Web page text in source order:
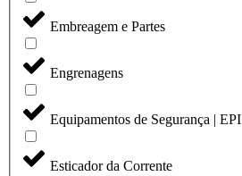
Embreagem e Partes
Engrenagens
Equipamentos de Segurança | EPI
Esticador da Corrente